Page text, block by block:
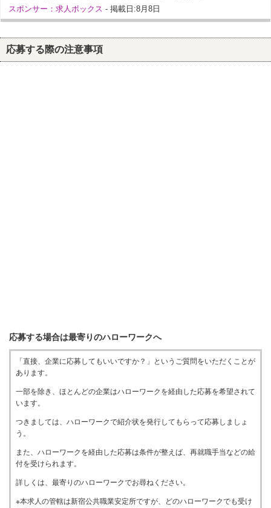
スポンサー：求人ボックス - 掲載日:8月8日
応募する際の注意事項
応募する場合は最寄りのハローワークへ
「直接、企業に応募してもいいですか？」というご質問をいただくことが
あります。
一部を除き、ほとんどの企業はハローワークを経由した応募を希望されて
います。
つきましては、ハローワークで紹介状を発行してもらって応募しましょ
う。
また、ハローワークを経由した応募は条件が整えば、再就職手当などの給
付を受けられます。
詳しくは、最寄りのハローワークでお尋ねください。
※本求人の管轄は新宿公共職業安定所ですが、どのハローワークでも受け